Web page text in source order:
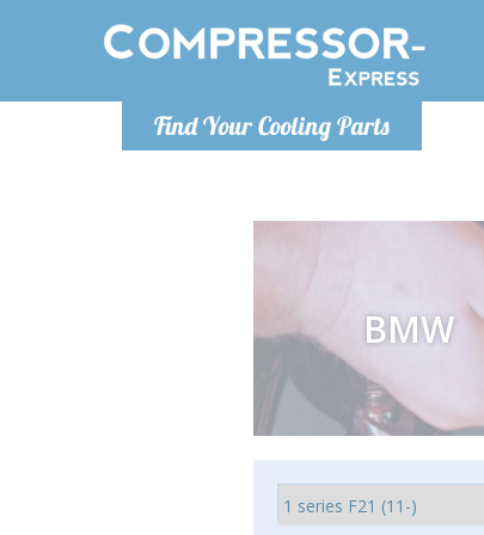
Find Your Cooling Parts
BMW